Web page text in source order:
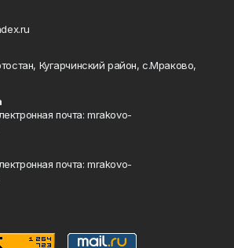
Кугарчинский район, с.Мраково,
почта: mrakovo-
почта: mrakovo-